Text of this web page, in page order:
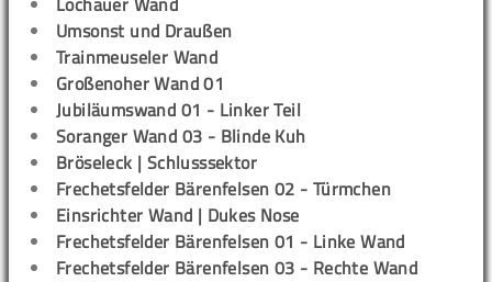
Umsonst und Draußen
Trainmeuseler Wand
Großenoher Wand 01
Jubiläumswand 01 - Linker Teil
Soranger Wand 03 - Blinde Kuh
Bröseleck | Schlusssektor
Frechetsfelder Bärenfelsen 02 - Türmchen
Einsrichter Wand | Dukes Nose
Frechetsfelder Bärenfelsen 01 - Linke Wand
Frechetsfelder Bärenfelsen 03 - Rechte Wand